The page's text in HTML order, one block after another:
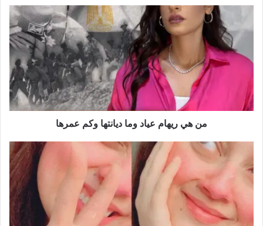
من هي ريهام عياد وما ديانتها وكم عمرها